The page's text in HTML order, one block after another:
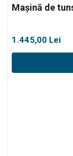
Mașină de
1.445,00 Lei